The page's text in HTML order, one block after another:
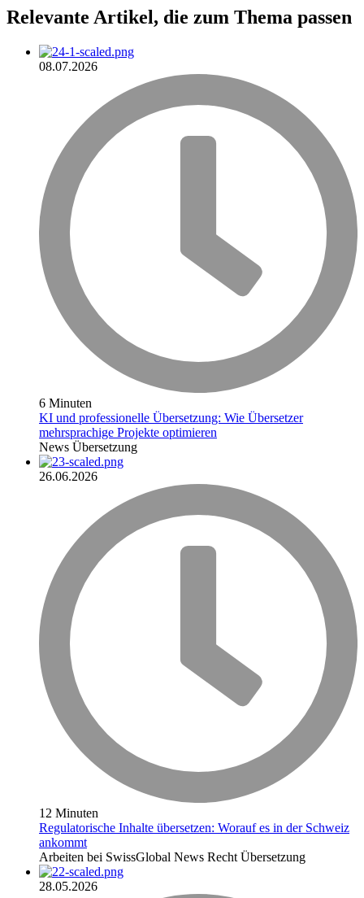
Relevante Artikel, die zum Thema passen
08.07.2026
6 Minuten
KI und professionelle Übersetzung: Wie Übersetzer
mehrsprachige Projekte optimieren
News Übersetzung
26.06.2026
12 Minuten
Regulatorische Inhalte übersetzen: Worauf es in der Schweiz
ankommt
Arbeiten bei SwissGlobal News Recht Übersetzung
28.05.2026